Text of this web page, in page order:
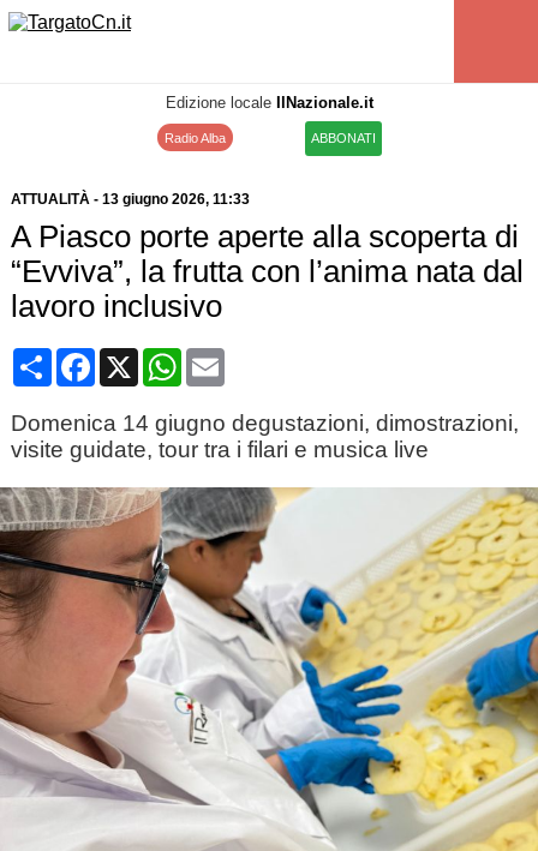
Edizione locale IlNazionale.it
Radio Alba ABBONATI
ATTUALITÀ- 13 giugno 2026, 11:33
A Piasco porte aperte alla scoperta di
“Evviva”, la frutta con l’anima nata dal
lavoro inclusivo
CondividiFacebook
X WhatsApp
Email
Domenica 14 giugno degustazioni, dimostrazioni,
visite guidate, tour tra i filari e musica live